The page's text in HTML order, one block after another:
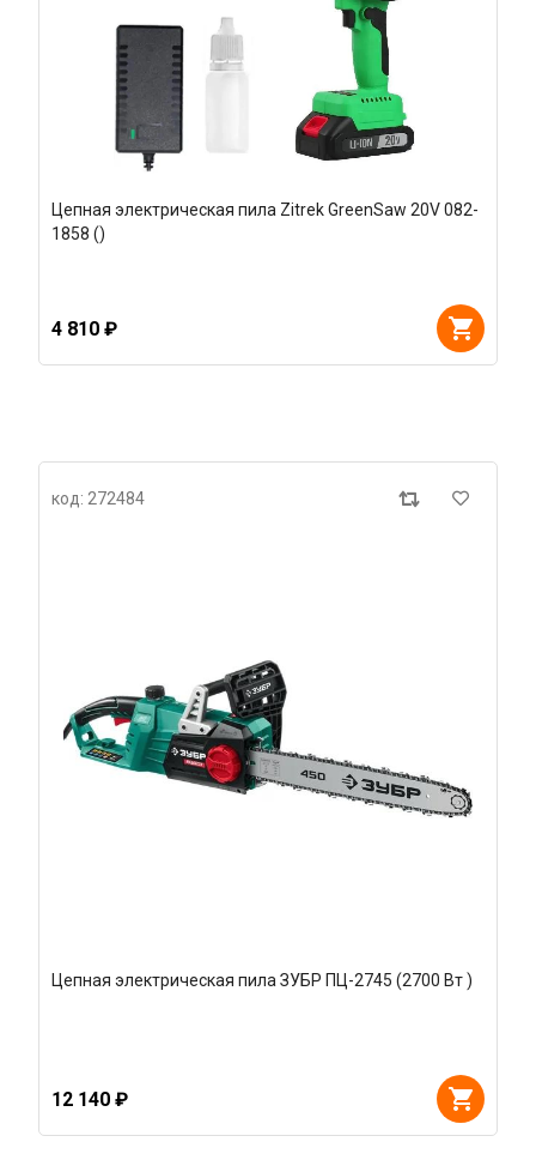
Цепная электрическая пила Zitrek GreenSaw 20V 082-
1858 ()
4 810 ₽
код: 272484
Цепная электрическая пила ЗУБР ПЦ-2745 (2700 Вт )
12 140 ₽